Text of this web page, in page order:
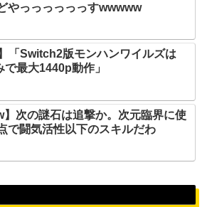
やっっっっっっすwwwww
「Switch2版モンハンワイルズは
で最大1440p動作」
】次の謎石は追撃か。次元臨界に使
で闘気活性以下のスキルだわ